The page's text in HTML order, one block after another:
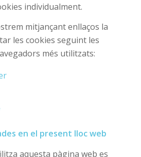
individualment.
mitjançant enllaços la
les cookies seguint les
més utilitzats:
en el present lloc web
aquesta pàgina web es